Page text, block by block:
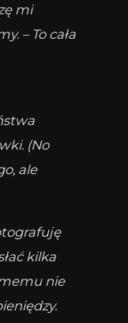
mi
– To cała
(No
ale
kilka
nie